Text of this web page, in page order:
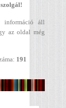
információ áll
az oldal még
191